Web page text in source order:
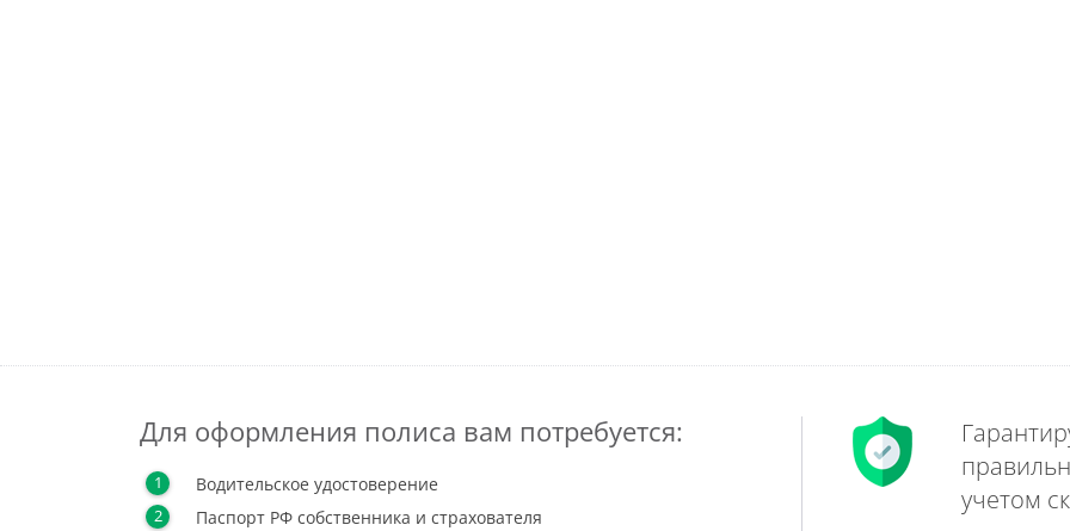
Для оформления полиса вам потребуется:
Водительское удостоверение
Паспорт РФ собственника и страхователя
учетом